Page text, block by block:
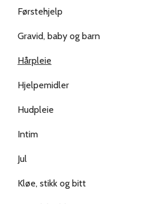
Førstehjelp
Gravid, baby og barn
Hårpleie
Hjelpemidler
Hudpleie
Intim
Jul
Kløe, stikk og bitt